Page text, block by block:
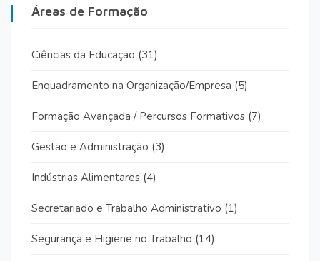
Áreas de Formação
Ciências da Educação (31)
Enquadramento na Organização/Empresa (5)
Formação Avançada / Percursos Formativos (7)
Gestão e Administração (3)
Indústrias Alimentares (4)
Secretariado e Trabalho Administrativo (1)
Segurança e Higiene no Trabalho (14)